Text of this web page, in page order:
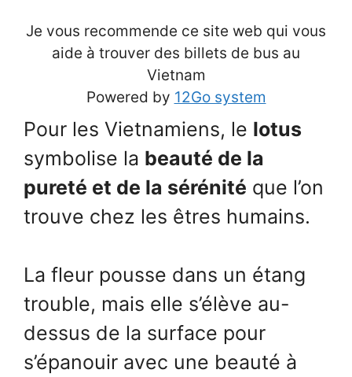
Je vous recommende ce site web qui vous
aide à trouver des billets de bus au
Vietnam
Powered by 12Go system
Pour les Vietnamiens, le lotus
symbolise la beauté de la
pureté et de la sérénité que l’on
trouve chez les êtres humains.
La fleur pousse dans un étang
trouble, mais elle s’élève au-
dessus de la surface pour
s’épanouir avec une beauté à